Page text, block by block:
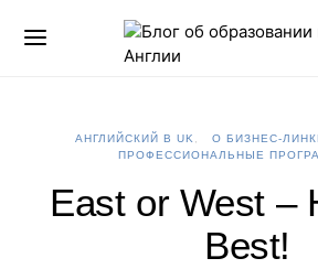
АНГЛИЙСКИЙ В UK О БИЗНЕС-
ПРОФЕССИОНАЛЬНЫЕ
East or West –
Best!